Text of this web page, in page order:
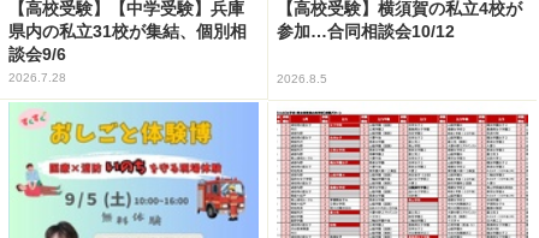
【高校受験】【中学受験】兵庫
県内の私立31校が集結、個別相
談会9/6
2026.7.28
【高校受験】横須賀の私立4校が
参加…合同相談会10/12
2026.8.5